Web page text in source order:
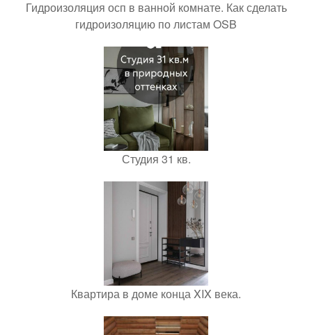
Гидроизоляция осп в ванной комнате. Как сделать
гидроизоляцию по листам OSB
Студия 31 кв.
Квартира в доме конца XIX века.